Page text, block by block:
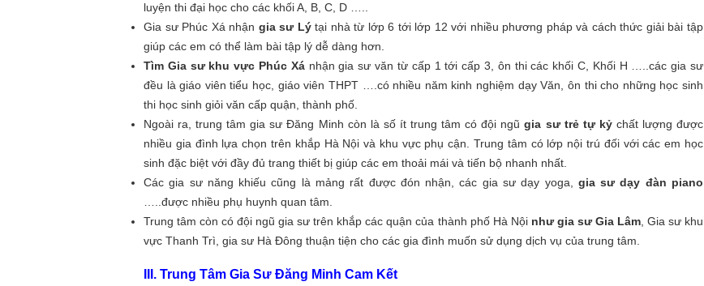
luyện thi đại học cho các khối A, B, C, D …..
Gia sư Phúc Xá nhận gia sư Lýtại nhà từ lớp 6 tới lớp 12 với nhiều phương pháp và cách thức giải bài tập
giúp các em có thể làm bài tập lý dễ dàng hơn.
Tìm Gia sư khu vực Phúc Xánhận gia sư văn từ cấp 1 tới cấp 3, ôn thi các khối C, Khối H …..các gia sư
đều là giáo viên tiểu học, giáo viên THPT ….có nhiều năm kinh nghiệm dạy Văn, ôn thi cho những học sinh
thi học sinh giỏi văn cấp quận, thành phố.
Ngoài ra, trung tâm gia sư Đăng Minh còn là số ít trung tâm có đội ngũgia sư trẻ tự kỷchất lượng được
nhiều gia đình lựa chọn trên khắp Hà Nội và khu vực phụ cận. Trung tâm có lớp nội trú đối với các em học
sinh đặc biệt với đầy đủ trang thiết bị giúp các em thoải mái và tiến bộ nhanh nhất.
Các gia sư năng khiếu cũng là mảng rất được đón nhận, các gia sư dạy yoga, gia sư dạy đàn piano
…..được nhiều phụ huynh quan tâm.
Trung tâm còn có đội ngũ gia sư trên khắp các quận của thành phố Hà Nộinhư gia sư Gia Lâm, Gia sư khu
vực Thanh Trì, gia sư Hà Đông thuận tiện cho các gia đình muốn sử dụng dịch vụ của trung tâm.
III. Trung Tâm Gia Sư Đăng Minh Cam Kết